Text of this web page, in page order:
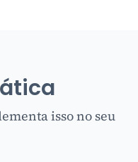
isso no seu